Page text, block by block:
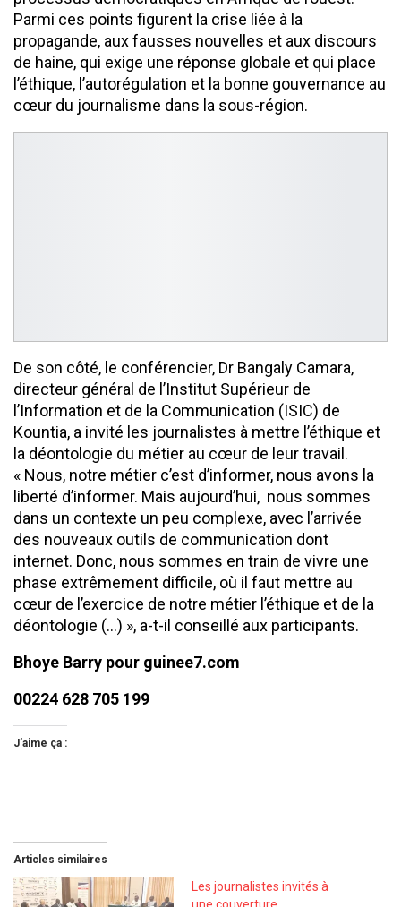
Parmi ces points figurent la crise liée à la
propagande, aux fausses nouvelles et aux discours
de haine, qui exige une réponse globale et qui place
l’éthique, l’autorégulation et la bonne gouvernance au
cœur du journalisme dans la sous-région.
De son côté, le conférencier, Dr Bangaly Camara,
directeur général de l’Institut Supérieur de
l’Information et de la Communication (ISIC) de
Kountia, a invité les journalistes à mettre l’éthique et
la déontologie du métier au cœur de leur travail.
« Nous, notre métier c’est d’informer, nous avons la
liberté d’informer. Mais aujourd’hui, nous sommes
dans un contexte un peu complexe, avec l’arrivée
des nouveaux outils de communication dont
internet. Donc, nous sommes en train de vivre une
phase extrêmement difficile, où il faut mettre au
cœur de l’exercice de notre métier l’éthique et de la
déontologie (…) », a-t-il conseillé aux participants.
Bhoye Barry pour guinee7.com
00224 628 705 199
J’aime ça :
Articles similaires
Les journalistes invités à
une couverture